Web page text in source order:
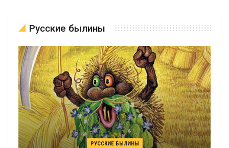
Русские былины
РУССКИЕ БЫЛИНЫ